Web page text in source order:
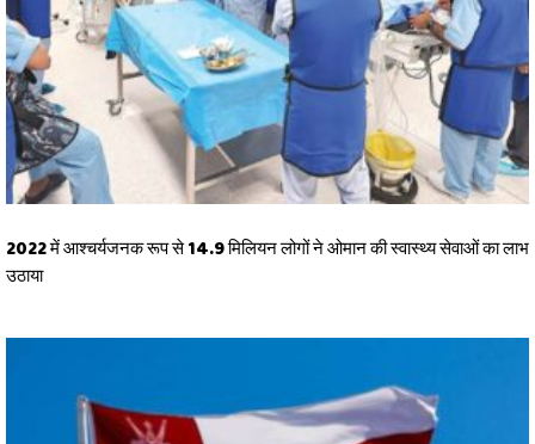
2022 में आश्चर्यजनक रूप से 14.9 मिलियन लोगों ने ओमान की स्वास्थ्य सेवाओं का लाभ
उठाया